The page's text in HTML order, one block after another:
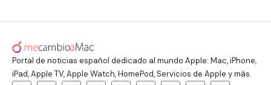
Portal de noticias español dedicado al mundo Apple: Mac, iPhone,
iPad, Apple TV, Apple Watch, HomePod, Servicios de Apple y más.